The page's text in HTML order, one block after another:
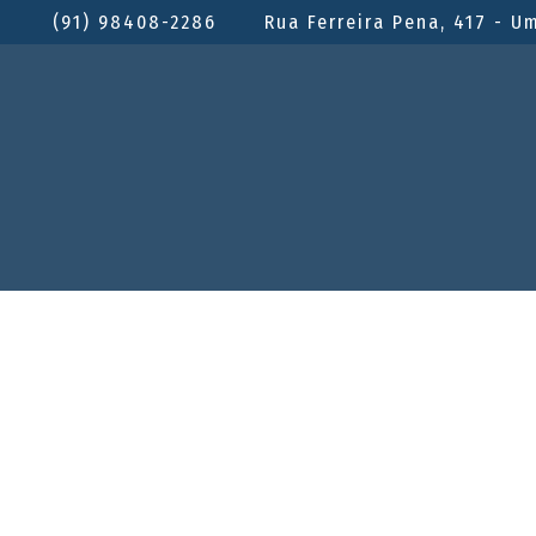
(91) 98408-2286 Rua Ferreira Pena, 417 -